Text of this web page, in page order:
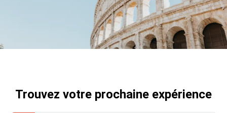
Trouvez votre prochaine expérience